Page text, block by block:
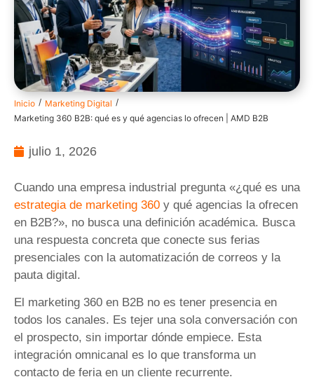
Inicio / Marketing Digital /
Marketing 360 B2B: qué es y qué agencias lo ofrecen | AMD B2B
julio 1, 2026
Cuando una empresa industrial pregunta «¿qué es una
estrategia de marketing 360 y qué agencias la ofrecen
en B2B?», no busca una definición académica. Busca
una respuesta concreta que conecte sus ferias
presenciales con la automatización de correos y la
pauta digital.
El marketing 360 en B2B no es tener presencia en
todos los canales. Es tejer una sola conversación con
el prospecto, sin importar dónde empiece. Esta
integración omnicanal es lo que transforma un
contacto de feria en un cliente recurrente.